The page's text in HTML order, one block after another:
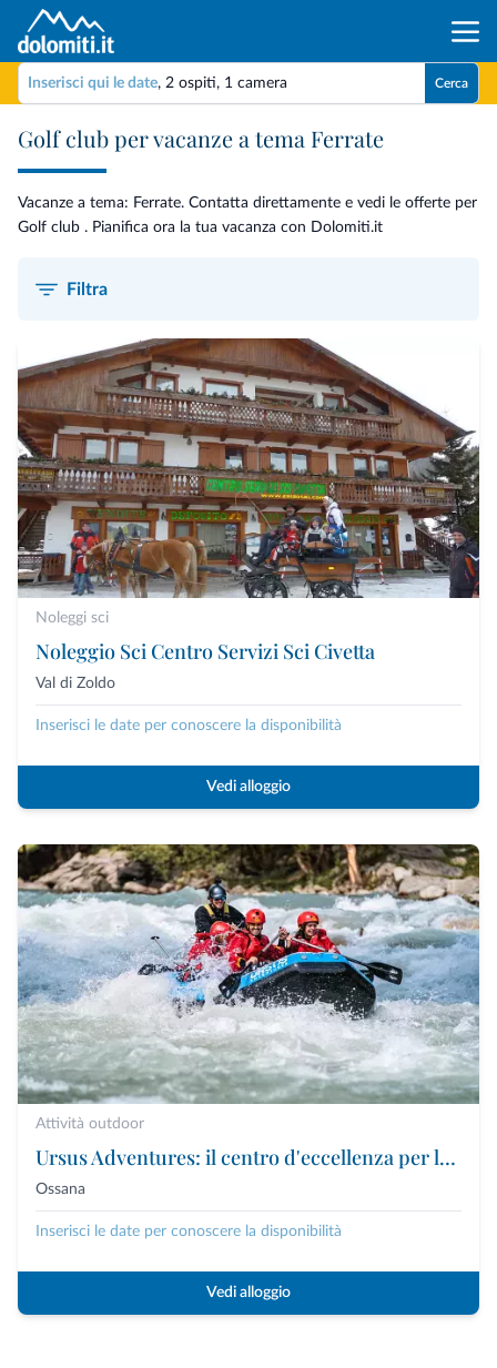
Inserisci qui le date, 2 ospiti, 1 camera Cerca
Golf club per vacanze a tema Ferrate
Vacanze a tema: Ferrate. Contatta direttamente e vedi le offerte per
Golf club . Pianifica ora la tua vacanza con Dolomiti.it
Filtra
Noleggi sci
Noleggio Sci Centro Servizi Sci Civetta
Val di Zoldo
Inserisci le date per conoscere la disponibilità
Vedi alloggio
Attività outdoor
Ursus Adventures: il centro d'eccellenza per le attività outdoor premium in Trentino
Ossana
Inserisci le date per conoscere la disponibilità
Vedi alloggio